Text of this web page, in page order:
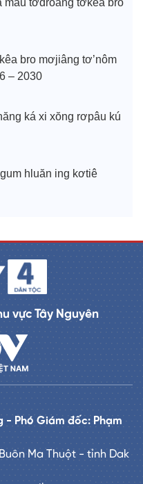
mâu tơdroăng tơkêa bro
bro mơjiâng tơ’nôm
– 2030
ká xi xŏng rơpâu kú
hluăn ing kơtiê
vực Tây Nguyên
- Phó Giám đốc: Phạm
Ma Thuột - tỉnh Dak